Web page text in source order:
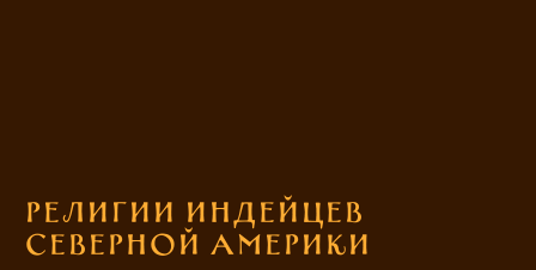
Религии индейцев
Северной Америки